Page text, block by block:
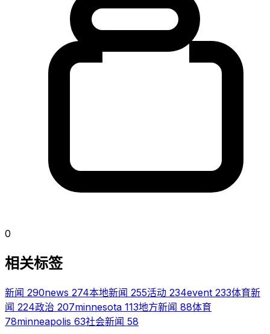
0
相关标签
新闻 290news 274本地新闻 255活动 234event 233体育新
闻 224政治 207minnesota 113地方新闻 88体育
78minneapolis 63社会新闻 58